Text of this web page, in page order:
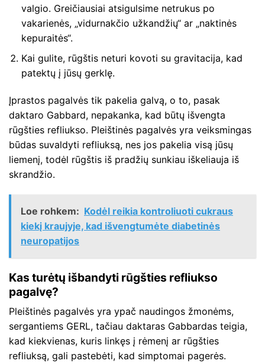
valgio. Greičiausiai atsigulsime netrukus po
vakarienės, „vidurnakčio užkandžių“ ar „naktinės
kepuraitės“.
Kai gulite, rūgštis neturi kovoti su gravitacija, kad
patektų į jūsų gerklę.
Įprastos pagalvės tik pakelia galvą, o to, pasak
daktaro Gabbard, nepakanka, kad būtų išvengta
rūgšties refliukso. Pleištinės pagalvės yra veiksmingas
būdas suvaldyti refliuksą, nes jos pakelia visą jūsų
liemenį, todėl rūgštis iš pradžių sunkiau iškeliauja iš
skrandžio.
Loe rohkem: Kodėl reikia kontroliuoti cukraus
kiekį kraujyje, kad išvengtumėte diabetinės
neuropatijos
Kas turėtų išbandyti rūgšties refliukso
pagalvę?
Pleištinės pagalvės yra ypač naudingos žmonėms,
sergantiems GERL, tačiau daktaras Gabbardas teigia,
kad kiekvienas, kuris linkęs į rėmenį ar rūgšties
refliuksą, gali pastebėti, kad simptomai pagerės.